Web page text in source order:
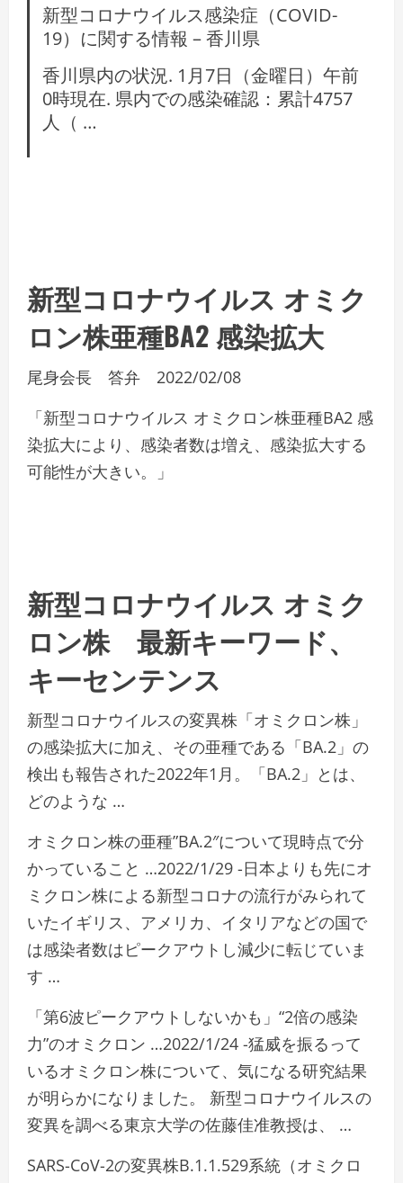
新型コロナウイルス感染症（COVID-
19）に関する情報 – 香川県
香川県内の状況. 1月7日（金曜日）午前
0時現在. 県内での感染確認：累計4757
人（ …
新型コロナウイルス オミク
ロン株亜種BA2 感染拡大
尾身会長 答弁 2022/02/08
「新型コロナウイルス オミクロン株亜種BA2 感
染拡大により、感染者数は増え、感染拡大する
可能性が大きい。」
新型コロナウイルス オミク
ロン株 最新キーワード、
キーセンテンス
新型コロナウイルスの変異株「オミクロン株」
の感染拡大に加え、その亜種である「BA.2」の
検出も報告された2022年1月。「BA.2」とは、
どのような …
オミクロン株の亜種”BA.2″について現時点で分
かっていること …2022/1/29 -日本よりも先にオ
ミクロン株による新型コロナの流行がみられて
いたイギリス、アメリカ、イタリアなどの国で
は感染者数はピークアウトし減少に転じていま
す …
「第6波ピークアウトしないかも」“2倍の感染
力”のオミクロン …2022/1/24 -猛威を振るって
いるオミクロン株について、気になる研究結果
が明らかになりました。 新型コロナウイルスの
変異を調べる東京大学の佐藤佳准教授は、 …
SARS-CoV-2の変異株B.1.1.529系統（オミクロ